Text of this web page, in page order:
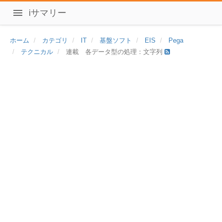
iサマリー
ホーム カテゴリ IT 基盤ソフト EIS
Pega
テクニカル
連載 各データ型の処理：文字列